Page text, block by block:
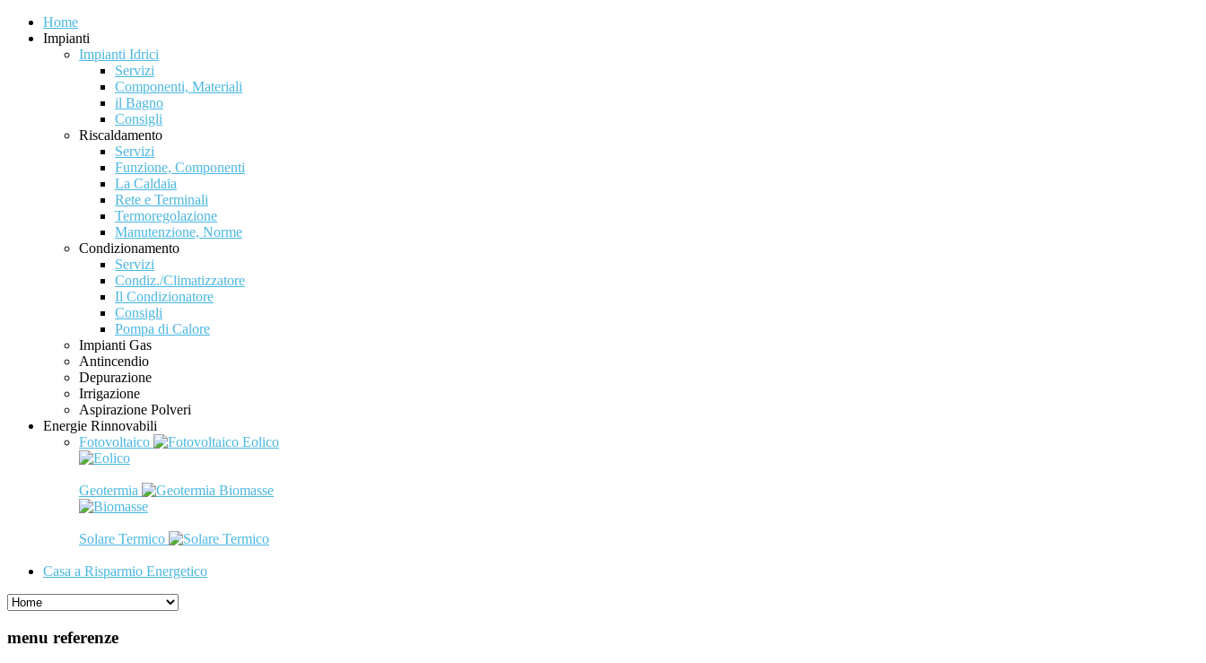
Home
Impianti
Impianti Idrici
Servizi
Componenti, Materiali
il Bagno
Consigli
Riscaldamento
Servizi
Funzione, Componenti
La Caldaia
Rete e Terminali
Termoregolazione
Manutenzione, Norme
Condizionamento
Servizi
Condiz./Climatizzatore
Il Condizionatore
Consigli
Pompa di Calore
Impianti Gas
Antincendio
Depurazione
Irrigazione
Aspirazione Polveri
Energie Rinnovabili
Fotovoltaico
Eolico
Geotermia Biomasse
Solare Termico
Casa a Risparmio Energetico
menu referenze